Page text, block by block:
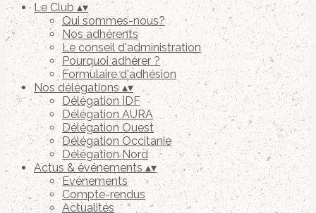
Le Club▴▾
Qui sommes-nous?
Nos adhérents
Le conseil d'administration
Pourquoi adhérer ?
Formulaire d'adhésion
Nos délégations▴▾
Délégation IDF
Délégation AURA
Délégation Ouest
Délégation Occitanie
Délégation Nord
Actus & événements ▴▾
Evénements
Compte-rendus
Actualités